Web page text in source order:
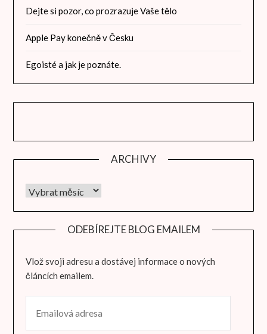
Dejte si pozor, co prozrazuje Vaše tělo
Apple Pay konečně v Česku
Egoisté a jak je poznáte.
ARCHIVY
Archivy
ODEBÍREJTE BLOG EMAILEM
Vlož svoji adresu a dostávej informace o nových
článcích emailem.